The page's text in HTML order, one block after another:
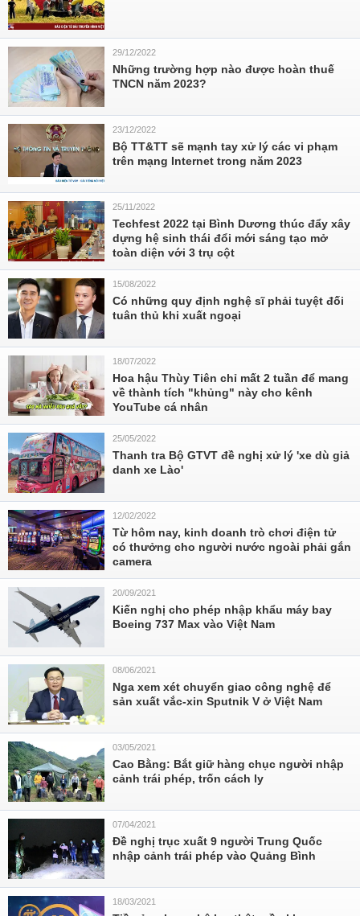
29/12/2022
Những trường hợp nào được hoàn thuế
TNCN năm 2023?
23/12/2022
Bộ TT&TT sẽ mạnh tay xử lý các vi phạm
trên mạng Internet trong năm 2023
25/11/2022
Techfest 2022 tại Bình Dương thúc đẩy xây
dựng hệ sinh thái đổi mới sáng tạo mở
toàn diện với 3 trụ cột
15/08/2022
Có những quy định nghệ sĩ phải tuyệt đối
tuân thủ khi xuất ngoại
18/07/2022
Hoa hậu Thùy Tiên chỉ mất 2 tuần để mang
về thành tích "khủng" này cho kênh
YouTube cá nhân
25/05/2022
Thanh tra Bộ GTVT đề nghị xử lý 'xe dù giả
danh xe Lào'
12/02/2022
Từ hôm nay, kinh doanh trò chơi điện tử
có thưởng cho người nước ngoài phải gắn
camera
20/09/2021
Kiến nghị cho phép nhập khẩu máy bay
Boeing 737 Max vào Việt Nam
08/06/2021
Nga xem xét chuyển giao công nghệ để
sản xuất vắc-xin Sputnik V ở Việt Nam
03/05/2021
Cao Bằng: Bắt giữ hàng chục người nhập
cảnh trái phép, trốn cách ly
07/04/2021
Đề nghị trục xuất 9 người Trung Quốc
nhập cảnh trái phép vào Quảng Bình
18/03/2021